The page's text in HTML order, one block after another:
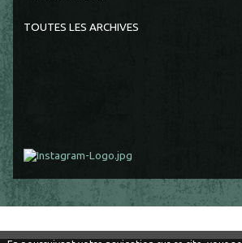
TOUTES LES ARCHIVES